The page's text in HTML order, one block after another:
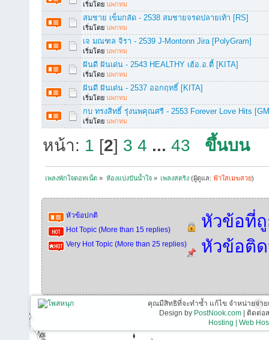
เริ่มโดย นพกทม
สมชาย เข็มกลัด - 2538 สมชายจรดปลายเท้า [RS]
เริ่มโดย นพกทม
เจ มณฑล จิรา - 2539 J-Montonn Jira [PolyGram]
เริ่มโดย นพกทม
ฝันดี ฝันเด่น - 2543 HEALTHY เฮ้อ.อ.ตี้ [KITA]
เริ่มโดย นพกทม
ฝันดี ฝันเด่น - 2537 ออกฤทธิ์ [KITA]
เริ่มโดย นพกทม
กบ ทรงสิทธิ์ รุ่งนพคุณศรี - 2553 Forever Love Hits
เริ่มโดย นพกทม
หน้า: 1 [2] 3 4 ...43 ขึ้นบน
เพลงพักใจดอทเน็ต » ห้องแบ่งปันน้ำใจ» เพลงสตริง (ผู้ดูแล:ฟ้าใสเมฆสวย)
หัวข้อปกติ
Hot Topic (More than 15 replies)
Very Hot Topic (More than 25 replies)
หัวข้อที่
หัวข้อติ
คุณมีสิทธิที่จะทำซ้ำ แก้ไข จำหน่ายจ่า
Design by PostNook.com| ติดต่อส
Hosting | Web